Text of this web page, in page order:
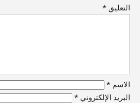
التعليق *
الاسم *
البريد الإلكتروني *